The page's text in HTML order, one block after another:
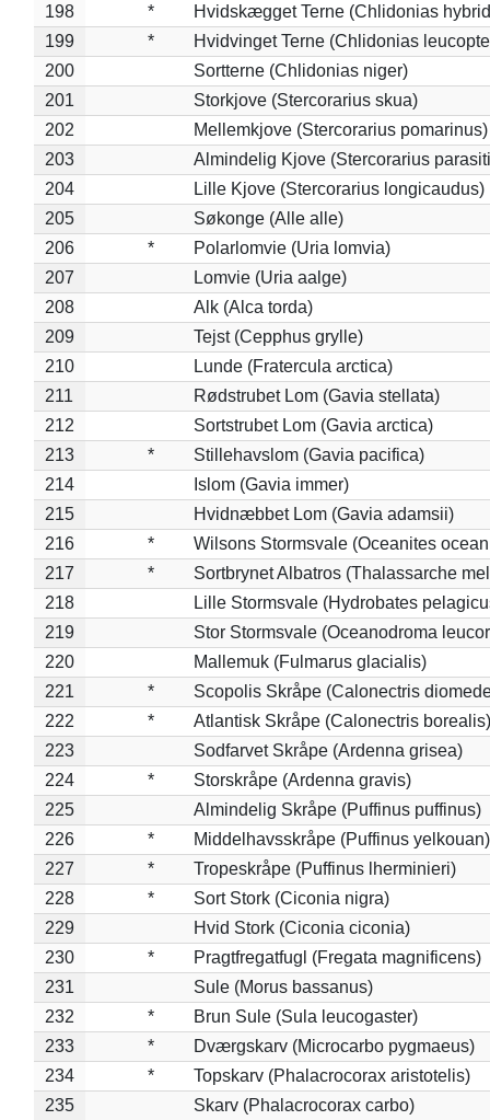
198
*
Hvidskægget Terne (Chlidonias
199
*
Hvidvinget Terne (Chlidonias
200
Sortterne (Chlidonias niger)
201
Storkjove (Stercorarius skua)
202
Mellemkjove (Stercorarius pomarinus)
203
Almindelig Kjove (Stercorarius
204
Lille Kjove (Stercorarius longicaudus)
205
Søkonge (Alle alle)
206
*
Polarlomvie (Uria lomvia)
207
Lomvie (Uria aalge)
208
Alk (Alca torda)
209
Tejst (Cepphus grylle)
210
Lunde (Fratercula arctica)
211
Rødstrubet Lom (Gavia stellata)
212
Sortstrubet Lom (Gavia arctica)
213
*
Stillehavslom (Gavia pacifica)
214
Islom (Gavia immer)
215
Hvidnæbbet Lom (Gavia adamsii)
216
*
Wilsons Stormsvale (Oceanites
217
*
Sortbrynet Albatros (Thalassarche
218
Lille Stormsvale (Hydrobates
219
Stor Stormsvale (Oceanodroma
220
Mallemuk (Fulmarus glacialis)
221
*
Scopolis Skråpe (Calonectris
222
*
Atlantisk Skråpe (Calonectris borealis)
223
Sodfarvet Skråpe (Ardenna grisea)
224
*
Storskråpe (Ardenna gravis)
225
Almindelig Skråpe (Puffinus puffinus)
226
*
Middelhavsskråpe (Puffinus yelkouan)
227
*
Tropeskråpe (Puffinus lherminieri)
228
*
Sort Stork (Ciconia nigra)
229
Hvid Stork (Ciconia ciconia)
230
*
Pragtfregatfugl (Fregata magnificens)
231
Sule (Morus bassanus)
232
*
Brun Sule (Sula leucogaster)
233
*
Dværgskarv (Microcarbo pygmaeus)
234
*
Topskarv (Phalacrocorax aristotelis)
235
Skarv (Phalacrocorax carbo)